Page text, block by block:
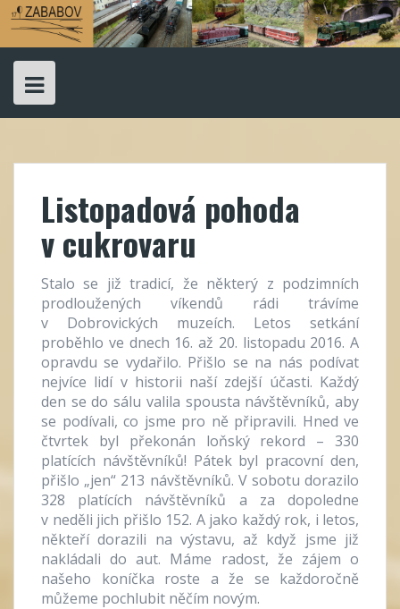
Skip
to
content
Listopadová pohoda
v cukrovaru
Stalo se již tradicí, že některý z podzimních
prodloužených víkendů rádi trávíme
v Dobrovických muzeích. Letos setkání
proběhlo ve dnech 16. až 20. listopadu 2016. A
opravdu se vydařilo. Přišlo se na nás podívat
nejvíce lidí v historii naší zdejší účasti. Každý
den se do sálu valila spousta návštěvníků, aby
se podívali, co jsme pro ně připravili. Hned ve
čtvrtek byl překonán loňský rekord – 330
platících návštěvníků! Pátek byl pracovní den,
přišlo „jen“ 213 návštěvníků. V sobotu dorazilo
328 platících návštěvníků a za dopoledne
v neděli jich přišlo 152. A jako každý rok, i letos,
někteří dorazili na výstavu, až když jsme již
nakládali do aut. Máme radost, že zájem o
našeho koníčka roste a že se každoročně
můžeme pochlubit něčím novým.